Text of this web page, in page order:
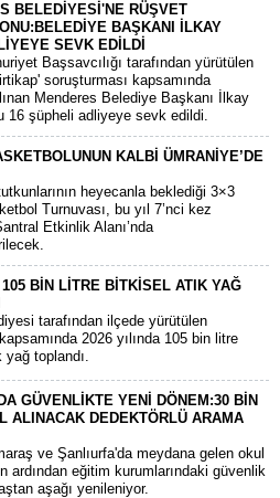
BELEDİYESİ'NE RÜŞVET
BAŞKANI İLKAY
SEVK EDİLDİ
Başsavcılığı tarafından yürütülen
soruşturması kapsamında
Menderes Belediye Başkanı İlkay
16 şüpheli adliyeye sevk edildi.
KALBİ ÜMRANİYE’DE
heyecanla beklediği 3×3
Turnuvası, bu yıl 7’nci kez
Etkinlik Alanı’nda
BİN LİTRE BİTKİSEL ATIK YAĞ
tarafından ilçede yürütülen
2026 yılında 105 bin litre
yağ toplandı.
GÜVENLİKTE YENİ DÖNEM:30 BİN
ALINACAK DEDEKTÖRLÜ ARAMA
ve Şanlıurfa'da meydana gelen okul
ardından eğitim kurumlarındaki güvenlik
aşağı yenileniyor.